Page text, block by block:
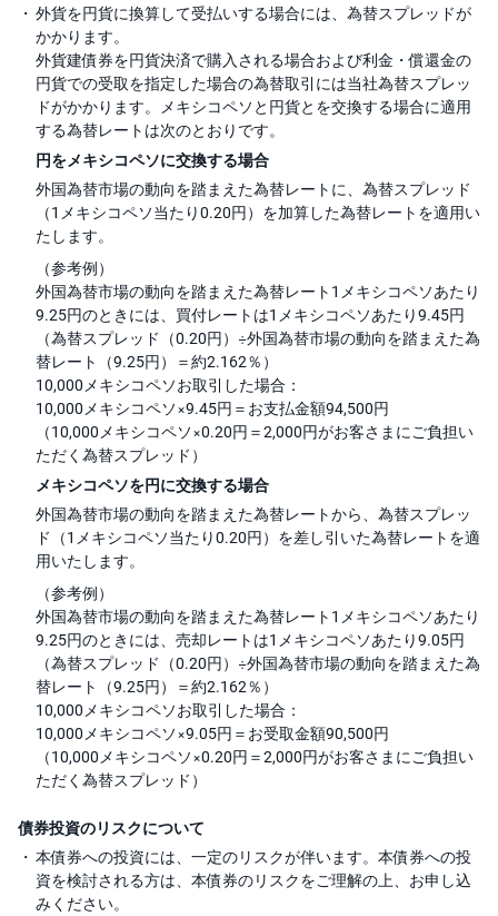
外貨を円貨に換算して受払いする場合には、為替スプレッドが
かかります。
外貨建債券を円貨決済で購入される場合および利金・償還金の
円貨での受取を指定した場合の為替取引には当社為替スプレッ
ドがかかります。メキシコペソと円貨とを交換する場合に適用
する為替レートは次のとおりです。
円をメキシコペソに交換する場合
外国為替市場の動向を踏まえた為替レートに、為替スプレッド
（1メキシコペソ当たり0.20円）を加算した為替レートを適用い
たします。
（参考例）
外国為替市場の動向を踏まえた為替レート1メキシコペソあたり
9.25円のときには、買付レートは1メキシコペソあたり9.45円
（為替スプレッド（0.20円）÷外国為替市場の動向を踏まえた為
替レート（9.25円）＝約2.162％）
10,000メキシコペソお取引した場合：
10,000メキシコペソ×9.45円＝お支払金額94,500円
（10,000メキシコペソ×0.20円＝2,000円がお客さまにご負担い
ただく為替スプレッド）
メキシコペソを円に交換する場合
外国為替市場の動向を踏まえた為替レートから、為替スプレッ
ド（1メキシコペソ当たり0.20円）を差し引いた為替レートを適
用いたします。
（参考例）
外国為替市場の動向を踏まえた為替レート1メキシコペソあたり
9.25円のときには、売却レートは1メキシコペソあたり9.05円
（為替スプレッド（0.20円）÷外国為替市場の動向を踏まえた為
替レート（9.25円）＝約2.162％）
10,000メキシコペソお取引した場合：
10,000メキシコペソ×9.05円＝お受取金額90,500円
（10,000メキシコペソ×0.20円＝2,000円がお客さまにご負担い
ただく為替スプレッド）
債券投資のリスクについて
本債券への投資には、一定のリスクが伴います。本債券への投
資を検討される方は、本債券のリスクをご理解の上、お申し込
みください。